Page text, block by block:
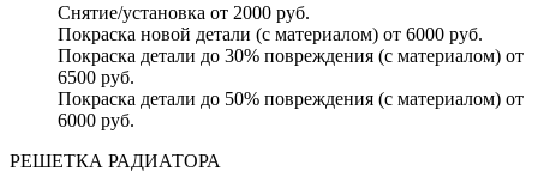
Снятие/установка от 2000 руб.
Покраска новой детали (с материалом) от 6000 руб.
Покраска детали до 30% повреждения (с материалом) от
6500 руб.
Покраска детали до 50% повреждения (с материалом) от
6000 руб.
РЕШЕТКА РАДИАТОРА